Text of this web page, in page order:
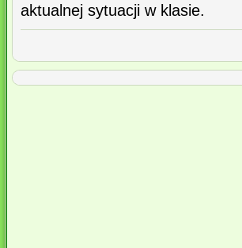
aktualnej sytuacji w klasie.